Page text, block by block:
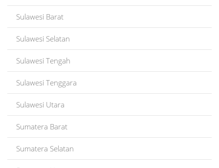
Sulawesi Barat
Sulawesi Selatan
Sulawesi Tengah
Sulawesi Tenggara
Sulawesi Utara
Sumatera Barat
Sumatera Selatan